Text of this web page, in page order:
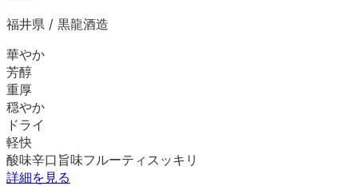
福井県 / 黒龍酒造
華やか
芳醇
重厚
穏やか
ドライ
軽快
酸味辛口 旨味フルーティ スッキリ
詳細を見る